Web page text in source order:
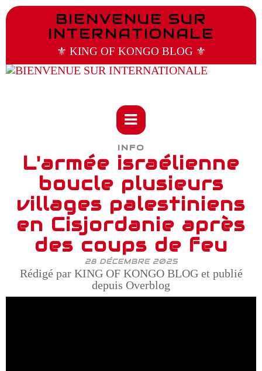
BIENVENUE SUR
INTERNATIONALE
⚜️ KING OF KONGO BLOG ⚜️
INFO
L'armée israélienne
boucle plusieurs
villages palestiniens
en Cisjordanie après
des coups de feu
28 DÉCEMBRE 2025
Rédigé par KING OF KONGO BLOG et publié
depuis Overblog